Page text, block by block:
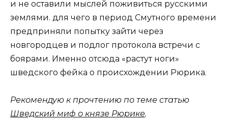
и не оставили мыслей поживиться русскими
землями. для чего в период Смутного времени
предприняли попытку зайти через
новгородцев и подлог протокола встречи с
боярами. Именно отсюда «растут ноги»
шведского фейка о происхождении Рюрика.
Рекомендую к прочтению по теме статью
Шведский миф о князе Рюрике.